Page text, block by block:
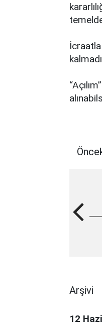
Arşivi
12